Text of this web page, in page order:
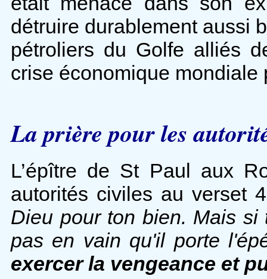
détruire durablement aussi
pétroliers du Golfe alliés
crise économique mondiale
La prière pour les
L’épître de St Paul aux
autorités civiles au verset
Dieu pour ton bien. Mais
pas en vain qu'il porte
exercer la vengeance et